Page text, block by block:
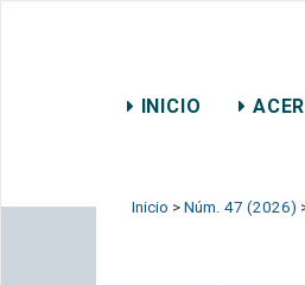
INICIO
Inicio > Núm. 47 (2026)